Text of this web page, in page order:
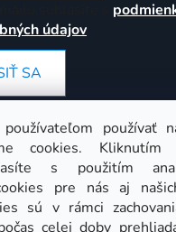
používať
cookies.
s použitím
pre nás aj
sú v rámci
celej doby
údajov
SA